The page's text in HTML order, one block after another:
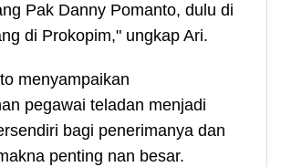
Pak Danny Pomanto, dulu di
di Prokopim," ungkap Ari.
menyampaikan
pegawai teladan menjadi
bagi penerimanya dan
penting nan besar.